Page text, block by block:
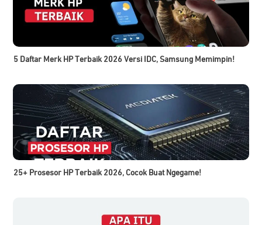
5 Daftar Merk HP Terbaik 2026 Versi IDC, Samsung Memimpin!
25+ Prosesor HP Terbaik 2026, Cocok Buat Ngegame!